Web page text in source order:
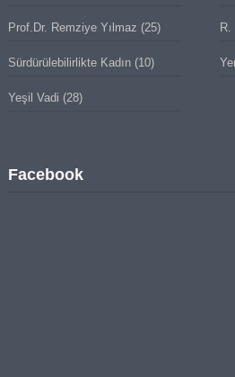
Prof.Dr. Remziye Yılmaz (25) R.
Sürdürülebilirlikte Kadın(10)
Yeşil Vadi (28)
Facebook